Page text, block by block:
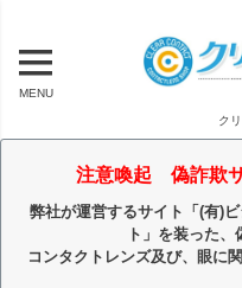
MENU
ク
注意喚起 偽詐欺
弊社が運営するサイト「(有)
ト」を装った、
コンタクトレンズ及び、眼に